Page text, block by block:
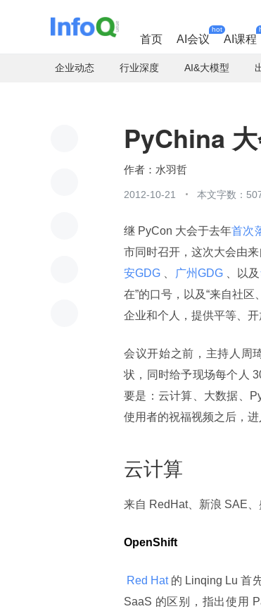
首页 AI会议
hot
AI课程
企业动态 行业深度 AI&大模型
PyChina
水羽哲
2012-10-21 本文字数：
继 PyCon 大会于去年首次
市同时召开，这次大会由
安GDG
广州GDG 、以及
在”的口号，以及“来自社
企业和个人，提供平等、开
会议开始之前，主持人周
状，同时给予现场每个人
要是：云计算、大数据、
使用者的祝福视频之后，进
云计算
来自 RedHat、新浪 SAE
OpenShift
Red Hat 的 Linqing Lu 首
SaaS 的区别，指出使用